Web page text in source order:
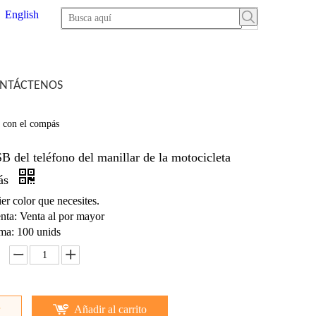
English
el compás
del teléfono del manillar de la motocicleta
color que necesites.
Venta al por mayor
100 unids
Añadir al carrito